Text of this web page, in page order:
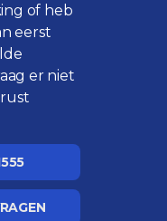
of heb
eerst
er niet